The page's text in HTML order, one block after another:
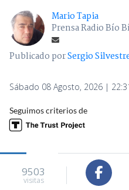
Mario Tapia
Prensa Radio Bío
Publicado porSergio
Sábado 08 Agosto, 2026 |
Seguimos criterios de
9503
visitas